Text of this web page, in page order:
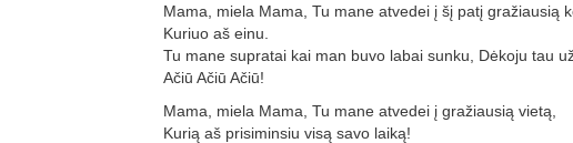
Mama, miela Mama, Tu mane atvedei į šį patį gražiausią
Kuriuo aš einu.
Tu mane supratai kai man buvo labai sunku, Dėkoju tau
Ačiū Ačiū Ačiū!
Mama, miela Mama, Tu mane atvedei į gražiausią vietą,
Kurią aš prisiminsiu visą savo laiką!